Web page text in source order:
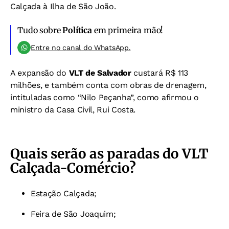
Calçada à Ilha de São João.
Tudo sobrePolíticaem primeira mão!
Entre no canal do WhatsApp.
A expansão do VLT de Salvador custará R$ 113
milhões, e também conta com obras de drenagem,
intituladas como “Nilo Peçanha”, como afirmou o
ministro da Casa Civil, Rui Costa.
Quais serão as paradas do VLT
Calçada-Comércio?
Estação Calçada;
Feira de São Joaquim;